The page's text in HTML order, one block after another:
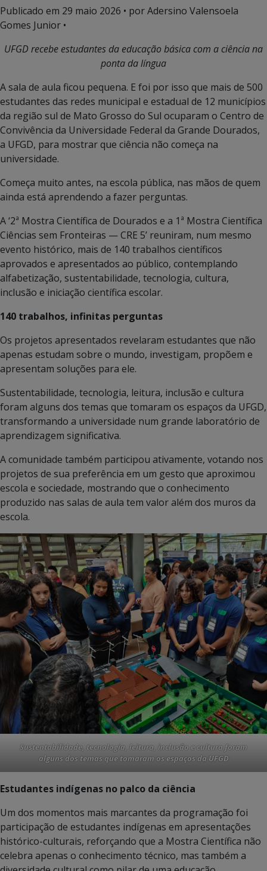
Publicado em 29 maio 2026 • por Adersino Valensoela
Gomes Junior •
UFGD recebe estudantes da educação básica com a ciência na
ponta da língua
A sala de aula ficou pequena. E foi por isso que mais de 500
estudantes das redes municipal e estadual de 12 municípios
da região sul de Mato Grosso do Sul ocuparam o Centro de
Convivência da Universidade Federal da Grande Dourados,
a UFGD, para mostrar que ciência não começa na
universidade.
Começa muito antes, na escola pública, nas mãos de quem
ainda está aprendendo a fazer perguntas.
A ‘2ª Mostra Científica de Dourados e a 1ª Mostra Científica
Ciências sem Fronteiras — CRE 5’ reuniram, num mesmo
evento histórico, mais de 140 trabalhos científicos
aprovados e apresentados ao público, contemplando
alfabetização, sustentabilidade, tecnologia, cultura,
inclusão e iniciação científica escolar.
140 trabalhos, infinitas perguntas
Os projetos apresentados revelaram estudantes que não
apenas estudam sobre o mundo, investigam, propõem e
apresentam soluções para ele.
Sustentabilidade, tecnologia, leitura, inclusão e cultura
foram alguns dos temas que tomaram os espaços da UFGD,
transformando a universidade num grande laboratório de
aprendizagem significativa.
A comunidade também participou ativamente, votando nos
projetos de sua preferência em um gesto que aproximou
escola e sociedade, mostrando que o conhecimento
produzido nas salas de aula tem valor além dos muros da
escola.
Sustentabilidade, tecnologia, leitura, inclusão e cultura foram
alguns dos temas que tomaram os espaços da UFGD
Estudantes indígenas no palco da ciência
Um dos momentos mais marcantes da programação foi
participação de estudantes indígenas em apresentações
histórico-culturais, reforçando que a Mostra Científica não
celebra apenas o conhecimento técnico, mas também a